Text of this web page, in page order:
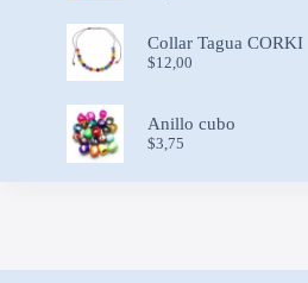
Collar Tagua CORKI
$12,00
Anillo cubo
$3,75